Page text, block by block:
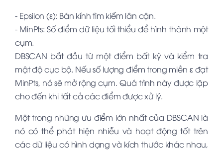
- Epsilon (ε): Bán kính tìm kiếm lân cận.
- MinPts: Số điểm dữ liệu tối thiểu để hình thành một
cụm.
DBSCAN bắt đầu từ một điểm bất kỳ và kiểm tra
mật độ cục bộ. Nếu số lượng điểm trong miền ε đạt
MinPts, nó sẽ mở rộng cụm. Quá trình này được lặp
cho đến khi tất cả các điểm được xử lý.
Một trong những ưu điểm lớn nhất của DBSCAN là
nó có thể phát hiện nhiễu và hoạt động tốt trên
các dữ liệu có hình dạng và kích thước khác nhau,